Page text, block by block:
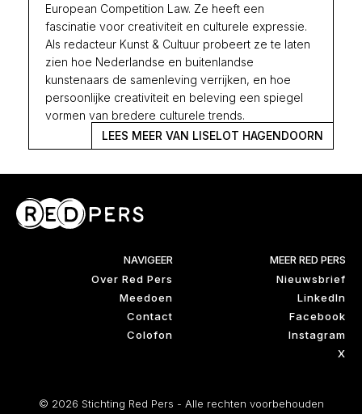
European Competition Law. Ze heeft een
fascinatie voor creativiteit en culturele expressie.
Als redacteur Kunst & Cultuur probeert ze te laten
zien hoe Nederlandse en buitenlandse
kunstenaars de samenleving verrijken, en hoe
persoonlijke creativiteit en beleving een spiegel
vormen van bredere culturele trends.
LEES MEER VAN LISELOT HAGENDOORN
NAVIGEER
Over Red Pers
Meedoen
Contact
Colofon
MEER RED PERS
Nieuwsbrief
LinkedIn
Facebook
Instagram
X
© 2026 Stichting Red Pers - Alle rechten voorbehouden